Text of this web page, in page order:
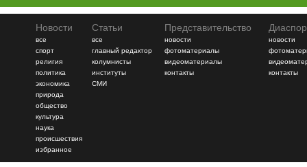
Новости
все
спорт
религия
политика
экономика
природа
общество
культура
наука
происшествия
избранное
Статьи
все
главный редактор
колумнисты
институты
СМИ
Представительство
новости
фотоматериалы
видеоматериалы
контакты
новости
контакты